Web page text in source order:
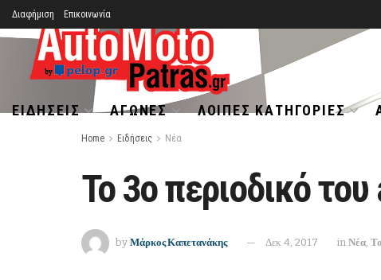
Διαφήμιση Επικοινωνία
ΕΙΔΉΣΕΙΣ ΑΓΏΝΕΣ ΛΟΙΠΈΣ ΚΑΤΗΓΟΡΊΕΣ
Home Ειδήσεις Νέα
Το 3ο περιοδικό
by Μάρκος Καπετανάκης Δεκ 4, 2017 in Νέα,